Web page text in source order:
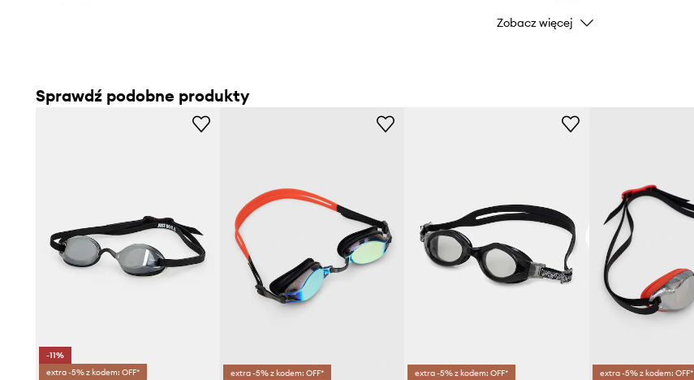
ID Produktu
Zobacz więcej
Sprawdź podobne produkty
-11%
extra -5% z kodem: OFF*
extra -5% z kodem: OFF* extra -5% z kodem: OFF* extra -5% z kodem: OFF*